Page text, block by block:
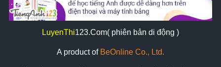
LuyenThi123.Com( phiên bản di động )
A product of BeOnline Co., Ltd.